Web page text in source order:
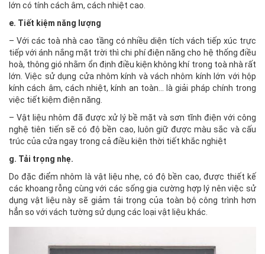
lớn có tính cách âm, cách nhiệt cao.
e. Tiết kiệm năng lượng
– Với các toà nhà cao tầng có nhiều diện tích vách tiếp xúc trực
tiếp với ánh nắng mặt trời thì chi phí điện năng cho hệ thống điều
hoà, thông gió nhằm ổn định điều kiện không khí trong toà nhà rất
lớn. Việc sử dụng cửa nhôm kính và vách nhôm kính lớn với hộp
kính cách âm, cách nhiệt, kính an toàn… là giải pháp chính trong
việc tiết kiệm điện năng.
– Vật liệu nhôm đã được xử lý bề mặt và sơn tĩnh điện với công
nghệ tiên tiến sẽ có độ bền cao, luôn giữ được màu sắc và cấu
trúc của cửa ngay trong cả điều kiện thời tiết khắc nghiệt
g. Tải trọng nhẹ.
Do đặc điểm nhôm là vật liệu nhẹ, có độ bền cao, được thiết kế
các khoang rỗng cùng với các sống gia cường hợp lý nên việc sử
dụng vật liệu này sẽ giảm tải trọng của toàn bộ công trình hơn
hẳn so với vách tường sử dụng các loại vật liệu khác.